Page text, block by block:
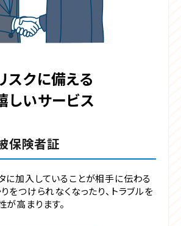
スクに備える
しいサービス
保険者証
に加入していることが相手に伝わる
をつけられなくなったり、トラブルを
高まります。